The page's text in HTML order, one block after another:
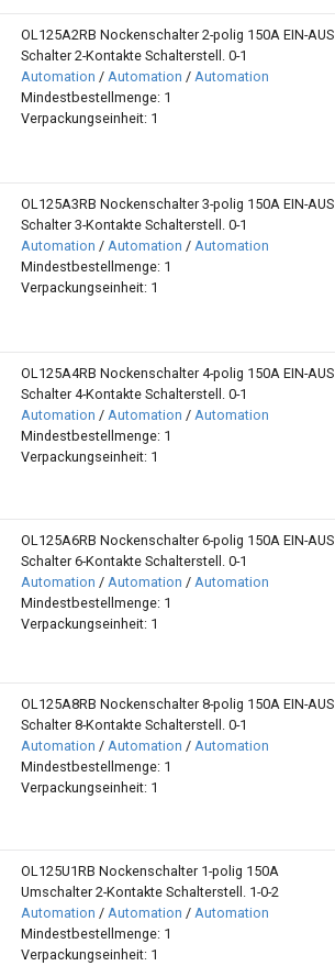
OL125A2RB Nockenschalter 2-polig 150A EIN-AUS
Schalter 2-Kontakte Schalterstell. 0-1
Automation / Automation / Automation
Mindestbestellmenge: 1
Verpackungseinheit: 1
OL125A3RB Nockenschalter 3-polig 150A EIN-AUS
Schalter 3-Kontakte Schalterstell. 0-1
Automation / Automation / Automation
Mindestbestellmenge: 1
Verpackungseinheit: 1
OL125A4RB Nockenschalter 4-polig 150A EIN-AUS
Schalter 4-Kontakte Schalterstell. 0-1
Automation / Automation / Automation
Mindestbestellmenge: 1
Verpackungseinheit: 1
OL125A6RB Nockenschalter 6-polig 150A EIN-AUS
Schalter 6-Kontakte Schalterstell. 0-1
Automation / Automation / Automation
Mindestbestellmenge: 1
Verpackungseinheit: 1
OL125A8RB Nockenschalter 8-polig 150A EIN-AUS
Schalter 8-Kontakte Schalterstell. 0-1
Automation / Automation / Automation
Mindestbestellmenge: 1
Verpackungseinheit: 1
OL125U1RB Nockenschalter 1-polig 150A
Umschalter 2-Kontakte Schalterstell. 1-0-2
Automation / Automation / Automation
Mindestbestellmenge: 1
Verpackungseinheit: 1